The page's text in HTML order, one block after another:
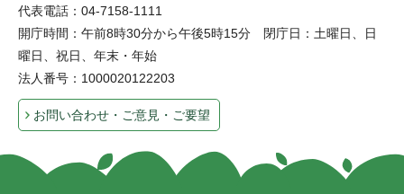
代表電話：04-7158-1111
開庁時間：午前8時30分から午後5時15分 閉庁日：土曜日、日
曜日、祝日、年末・年始
法人番号：1000020122203
お問い合わせ・ご意見・ご要望